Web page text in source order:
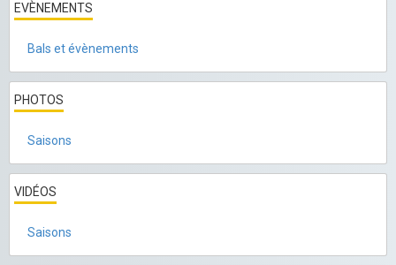
EVÈNEMENTS
Bals et évènements
PHOTOS
Saisons
VIDÉOS
Saisons